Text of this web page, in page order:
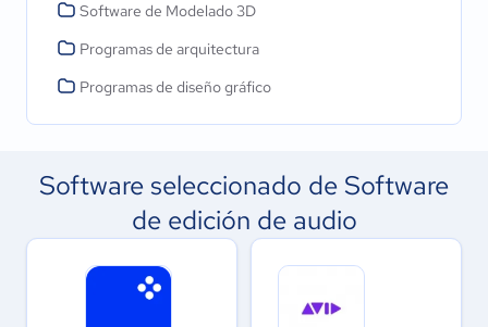
Software de Modelado 3D
Programas de arquitectura
Programas de diseño gráfico
Software seleccionado de Software
de edición de audio